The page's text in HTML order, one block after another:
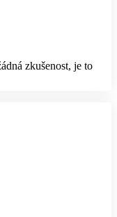
zkušenost, je to